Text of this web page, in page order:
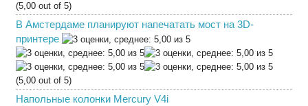
(5,00 out of 5)
В Амстердаме планируют напечатать мост на 3D-
принтере
(5,00 out of 5)
Напольные колонки Mercury V4i